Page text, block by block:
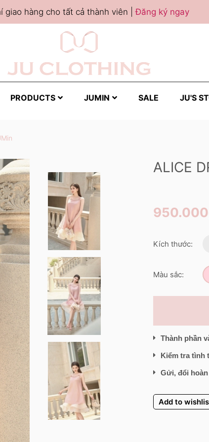
giao hàng cho tất cả thành viên |Đăng ký ngay
PRODUCTS JUMIN SALE JU'S
ALICE
Kích thước:
Màu sắc:
Thành phần
Kiểm tra tình
Gửi, đổi
Add to